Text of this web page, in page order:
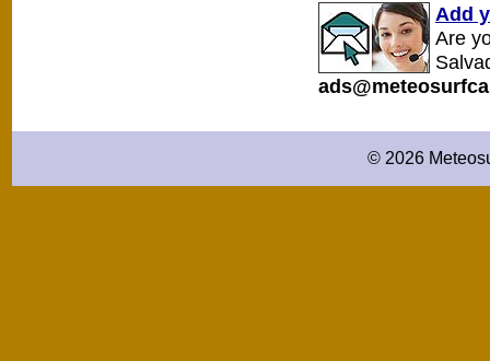
Add
Are
© 2026